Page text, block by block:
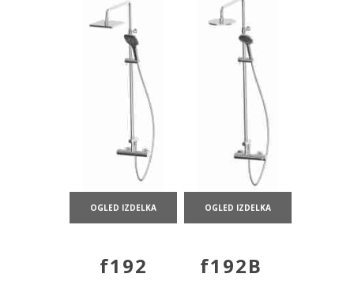
OGLED IZDELKA OGLED IZDELKA
f192 f192B